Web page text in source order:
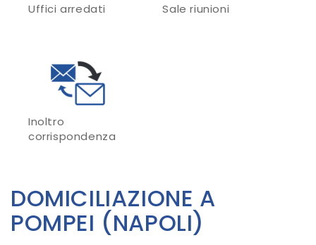
Uffici arredati Sale riunioni
Inoltro
corrispondenza
DOMICILIAZIONE A
POMPEI (NAPOLI)